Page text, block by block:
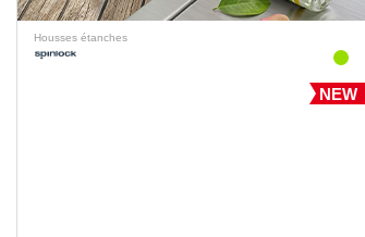
Housses étanches
NEW